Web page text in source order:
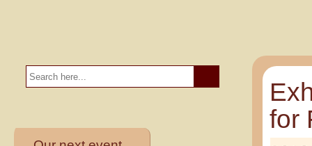
for